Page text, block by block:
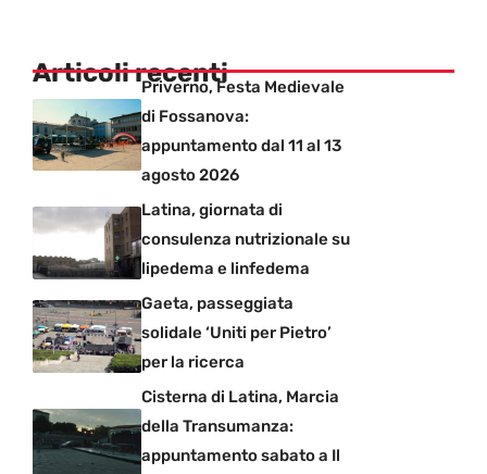
Articoli recentiPriverno, Festa Medievale
di Fossanova:
appuntamento dal 11 al 13
agosto 2026
Latina, giornata di
consulenza nutrizionale su
lipedema e linfedema
Gaeta, passeggiata
solidale ‘Uniti per Pietro’
per la ricerca
Cisterna di Latina, Marcia
della Transumanza:
appuntamento sabato a Il